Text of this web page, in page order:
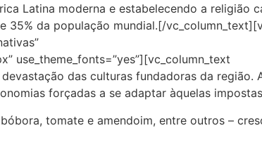
Latina moderna e estabelecendo a religião
da população mundial.[/
use_theme_fonts=”yes”][vc_column_text
das culturas fundadoras da região.
forçadas a se adaptar àquelas
tomate e amendoim, entre outros –